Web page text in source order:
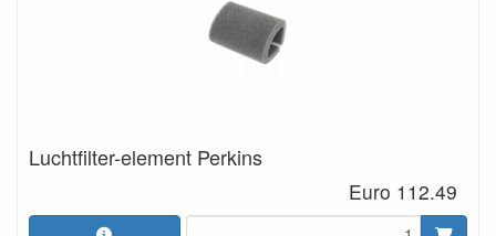
Luchtfilter-element Perkins
Euro 112.49